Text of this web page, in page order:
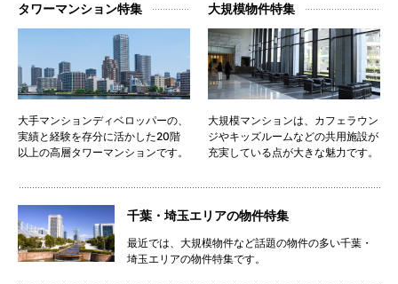
タワーマンション特集
大手マンションディベロッパーの、
実績と経験を存分に活かした20階
以上の高層タワーマンションです。
大規模物件特集
大規模マンションは、カフェラウン
ジやキッズルームなどの共用施設が
充実している点が大きな魅力です。
千葉・埼玉エリアの物件特集
最近では、大規模物件など話題の物件の多い千葉・
埼玉エリアの物件特集です。